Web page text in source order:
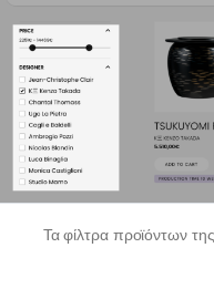
Τα φίλτρα προϊόντων